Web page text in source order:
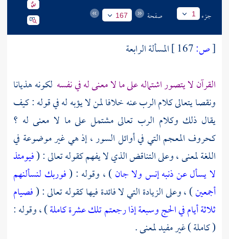
جزء 1 صفحة 167
[ص:
المسألة الرابعة
القرآن لا يتصور اشتماله على ما لا معنى له في نفسه لكونه هذيانا
ونقصا يتعالى كلام الرب عنه خلافا لمن لا يؤبه له في قوله : كيف
يقال ذلك وكلام الرب تعالى مشتمل على ما لا معنى له ؟
كحروف المعجم التي في أوائل السور ، إذ هي غير موضوعة في
اللغة لمعنى ، وعلى التناقض الذي لا يفهم كقوله تعالى : (فيومئذ
لا يسأل عن ذنبه إنس ولا جان) ، وقوله : (فوربك لنسألنهم
أجمعين) ، وعلى الزيادة التي لا فائدة فيها كقوله تعالى : (فصيام
ثلاثة أيام في الحج وسبعة إذا رجعتم تلك عشرة كاملة) ، وقوله :
( كاملة ) غير مفيد لمعنى .